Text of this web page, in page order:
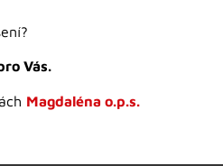
Vás.
Magdaléna o.p.s.